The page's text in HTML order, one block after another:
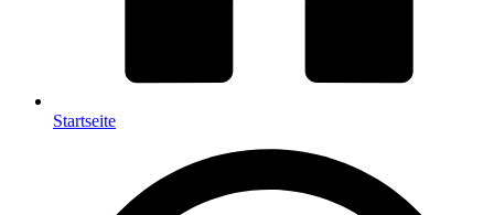
Startseite